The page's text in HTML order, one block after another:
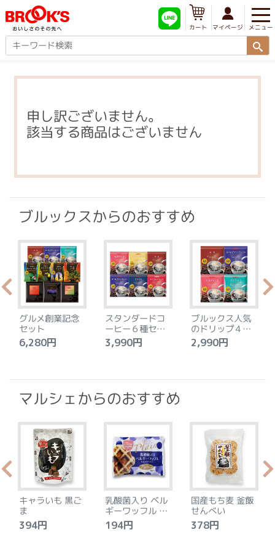
メニュー
マイページ
カート
申し訳ございません。
該当する商品はございません
ブルックスからのおすすめ
グルメ創業記念
セット
6,280円
スタンダードコ
ーヒー６種セッ
ト
3,990円
ブルックス人気
のドリップ４種
セット
2,990円
マルシェからのおすすめ
キャラいも 黒ご
ま
394円
乳酸菌入り ベル
ギーワッフル プ
レーン
194円
国産もち麦 釜飯
せんべい
378円